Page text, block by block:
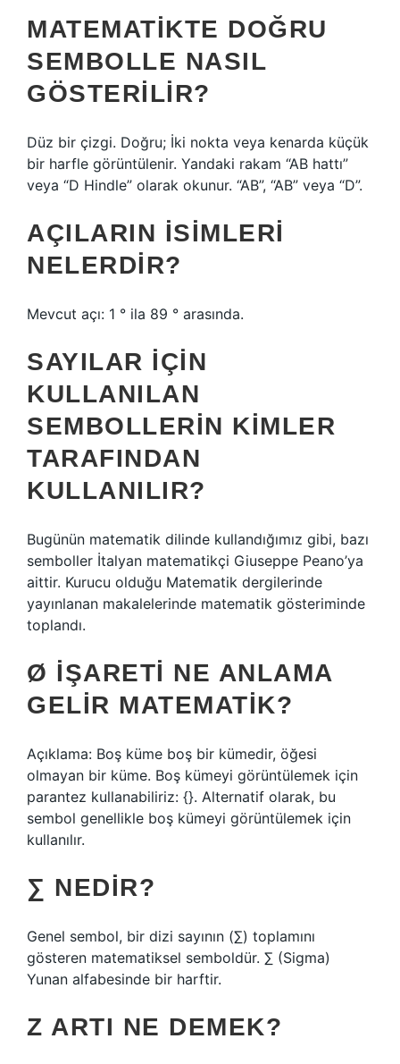
MATEMATIKTE DOĞRU
SEMBOLLE NASIL
GÖSTERILIR?
Düz bir çizgi. Doğru; İki nokta veya kenarda küçük
bir harfle görüntülenir. Yandaki rakam “AB hattı”
veya “D Hindle” olarak okunur. “AB”, “AB” veya “D”.
AÇILARIN ISIMLERI
NELERDIR?
Mevcut açı: 1 ° ila 89 ° arasında.
SAYILAR IÇIN
KULLANILAN
SEMBOLLERIN KIMLER
TARAFINDAN
KULLANILIR?
Bugünün matematik dilinde kullandığımız gibi, bazı
semboller İtalyan matematikçi Giuseppe Peano’ya
aittir. Kurucu olduğu Matematik dergilerinde
yayınlanan makalelerinde matematik gösteriminde
toplandı.
Ø IŞARETI NE ANLAMA
GELIR MATEMATIK?
Açıklama: Boş küme boş bir kümedir, öğesi
olmayan bir küme. Boş kümeyi görüntülemek için
parantez kullanabiliriz: {}. Alternatif olarak, bu
sembol genellikle boş kümeyi görüntülemek için
kullanılır.
∑ NEDIR?
Genel sembol, bir dizi sayının (∑) toplamını
gösteren matematiksel semboldür. ∑ (Sigma)
Yunan alfabesinde bir harftir.
Z ARTI NE DEMEK?